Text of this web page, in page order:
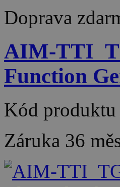
Doprava
AIM-
Function
Kód produktu
Záruka 36